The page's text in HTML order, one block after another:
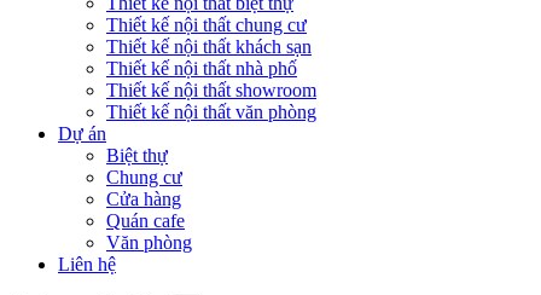
Thiết kế nội thất chung cư
Thiết kế nội thất khách sạn
Thiết kế nội thất nhà phố
Thiết kế nội thất showroom
Thiết kế nội thất văn phòng
Dự án
Biệt thự
Chung cư
Cửa hàng
Quán cafe
Văn phòng
Liên hệ